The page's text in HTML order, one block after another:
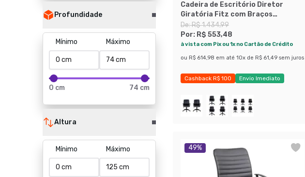
Profundidade
Mínimo Máximo
0 cm 74 cm
Altura
Mínimo Máximo
Cadeira de Escritório Diretor
Giratória Fitz com Braços
Ajustáveis Preta
De:R$ 1.434,99
Por: R$ 553,48
à vista com Pix ou 1x no Cartão de Crédito
ou R$ 614,98 em até 10x de R$ 61,49 sem juros
Cashback R$ 100
Envio Imediato
49%